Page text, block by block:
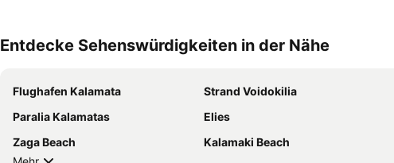
Entdecke Sehenswürdigkeiten in der Nähe
Flughafen Kalamata Strand Voidokilia
Paralia Kalamatas
Elies
Zaga Beach
Kalamaki Beach